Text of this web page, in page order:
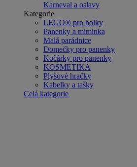
Karneval a oslavy
Kategorie
LEGO® pro holky
Panenky a miminka
Malá parádnice
Domečky pro panenky
Kočárky pro panenky
KOSMETIKA
Plyšové hračky
Kabelky a tašky
Celá kategorie